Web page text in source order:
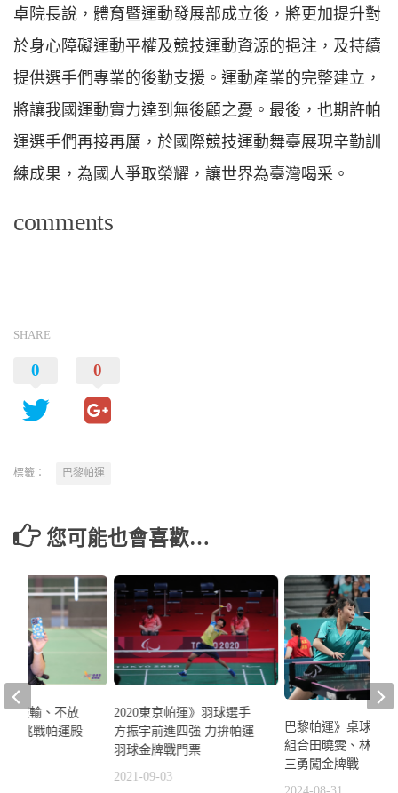
卓院長說，體育暨運動發展部成立後，將更加提升對
於身心障礙運動平權及競技運動資源的挹注，及持續
提供選手們專業的後勤支援。運動產業的完整建立，
將讓我國運動實力達到無後顧之憂。最後，也期許帕
運選手們再接再厲，於國際競技運動舞臺展現辛勤訓
練成果，為國人爭取榮耀，讓世界為臺灣喝采。
comments
SHARE
0 0
標籤： 巴黎帕運
您可能也會喜歡…
2020東京帕運》羽球選手
方振宇前進四強 力拚帕運
羽球金牌戰門票
2021-09-03
巴黎帕運》桌球黃
組合田曉雯、林姿
三勇闖金牌戰
不服輸、不放
夢挑戰帕運殿